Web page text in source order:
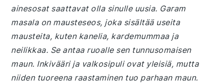
ainesosat saattavat olla sinulle uusia. Garam
masala on mausteseos, joka sisältää useita
mausteita, kuten kanelia, kardemummaa ja
neilikkaa. Se antaa ruoalle sen tunnusomaisen
maun. Inkivääri ja valkosipuli ovat yleisiä, mutta
niiden tuoreena raastaminen tuo parhaan maun.